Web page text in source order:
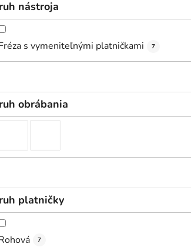
nástroja
s vymeniteľnými platničkami 7
obrábania
platničky
7